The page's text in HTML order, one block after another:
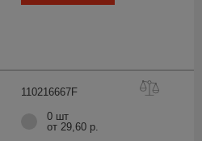
110216667F
0 шт
от 29,60 р.